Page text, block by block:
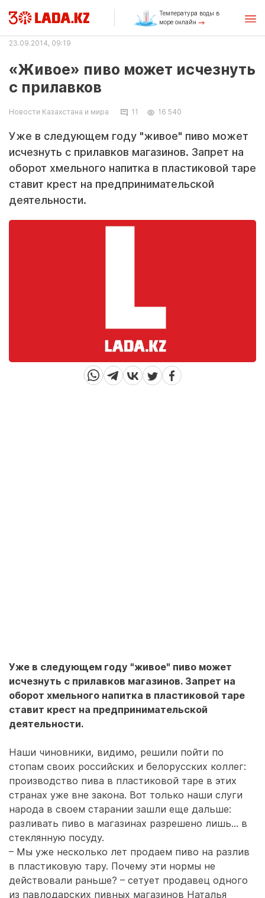
Температура воды в
море онлайн
23.09.2014, 09:19
«Живое» пиво может исчезнуть
с прилавков
Новости Казахстана и мира 11 16 540
Уже в следующем году "живое" пиво может
исчезнуть с прилавков магазинов. Запрет на
оборот хмельного напитка в пластиковой таре
ставит крест на предпринимательской
деятельности.
Уже в следующем году "живое" пиво может
исчезнуть с прилавков магазинов. Запрет на
оборот хмельного напитка в пластиковой таре
ставит крест на предпринимательской
деятельности.
Наши чиновники, видимо, решили пойти по
стопам своих российских и белорусских коллег:
производство пива в пластиковой таре в этих
странах уже вне закона. Вот только наши слуги
народа в своем старании зашли еще дальше:
разливать пиво в магазинах разрешено лишь... в
стеклянную посуду.
– Мы уже несколько лет продаем пиво на разлив
в пластиковую тару. Почему эти нормы не
действовали раньше? – сетует продавец одного
из павлодарских пивных магазинов Наталья